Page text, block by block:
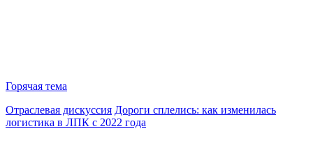
Горячая тема
Отраслевая дискуссия Дороги сплелись: как изменилась
логистика в ЛПК с 2022 года